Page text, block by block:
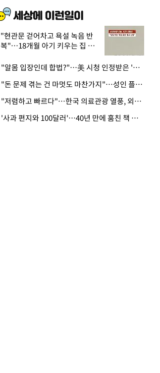
"현관문 걷어차고 욕설 녹음 반
복"…18개월 아기 키우는 집 뒤
· "알몸 입장인데 합법?"…美 시청 인정받은 '누드' 레스토랑 화제
· "돈 문제 겪는 건 마멋도 마찬가지"…성인 플랫폼에 등장한 뜻밖의 스타
· "저렴하고 빠르다"…한국 의료관광 열풍, 외신도 주목
· '사과 편지와 100달러'…40년 만에 훔친 책 돌려준 美 절도범